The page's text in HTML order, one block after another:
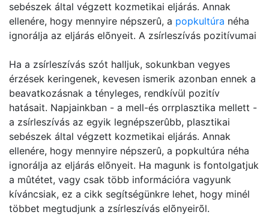
sebészek által végzett kozmetikai eljárás. Annak
ellenére, hogy mennyire népszerû, a popkultúra néha
ignorálja az eljárás elõnyeit. A zsírleszívás pozitívumai
Ha a zsírleszívás szót halljuk, sokunkban vegyes
érzések keringenek, kevesen ismerik azonban ennek a
beavatkozásnak a tényleges, rendkívül pozitív
hatásait. Napjainkban - a mell-és orrplasztika mellett -
a zsírleszívás az egyik legnépszerûbb, plasztikai
sebészek által végzett kozmetikai eljárás. Annak
ellenére, hogy mennyire népszerû, a popkultúra néha
ignorálja az eljárás elõnyeit. Ha magunk is fontolgatjuk
a mûtétet, vagy csak több információra vagyunk
kíváncsiak, ez a cikk segítségünkre lehet, hogy minél
többet megtudjunk a zsírleszívás elõnyeirõl.